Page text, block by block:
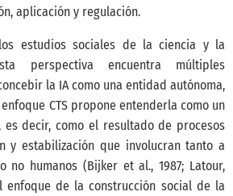
aplicación y regulación.
estudios sociales de la ciencia y la
perspectiva encuentra múltiples
la IA como una entidad autónoma,
CTS propone entenderla como un
es decir, como el resultado de procesos
y estabilización que involucran tanto a
no humanos (Bijker et al., 1987; Latour,
enfoque de la construcción social de la